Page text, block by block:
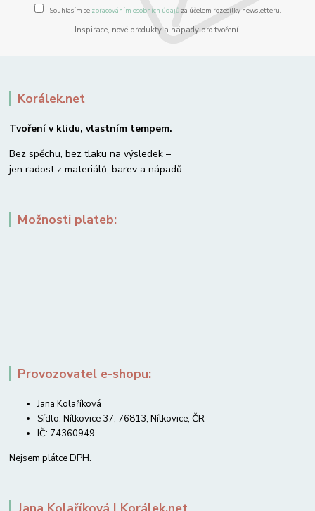
Souhlasím se zpracováním osobních údajůza účelem rozesílky newsletteru.
Inspirace, nové produkty a nápady pro tvoření.
Korálek.net
Tvoření v klidu, vlastním tempem.
Bez spěchu, bez tlaku na výsledek –
jen radost z materiálů, barev a nápadů.
Možnosti plateb:
Provozovatel e-shopu:
Jana Kolaříková
Sídlo: Nítkovice 37, 76813, Nítkovice, ČR
IČ: 74360949
Nejsem plátce DPH.